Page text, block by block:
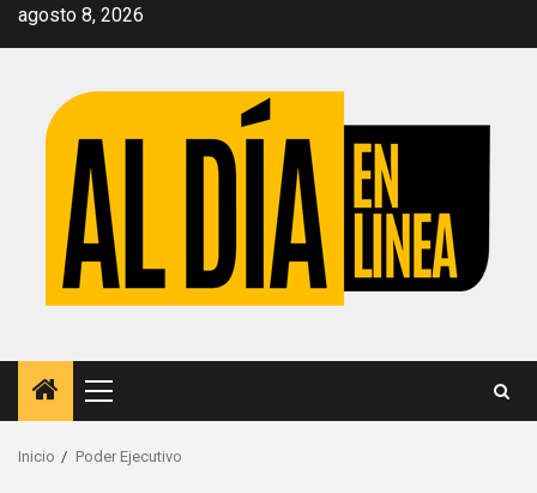
Saltar
agosto 8, 2026
Menú
principal
Inicio Poder Ejecutivo